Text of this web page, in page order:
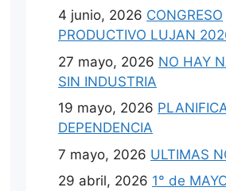
4 junio, 2026 CONGRESO
PRODUCTIVO LUJAN
27 mayo, 2026 NO HAY
SIN INDUSTRIA
19 mayo, 2026
DEPENDENCIA
7 mayo, 2026 ULTIMAS
29 abril, 2026 1° de